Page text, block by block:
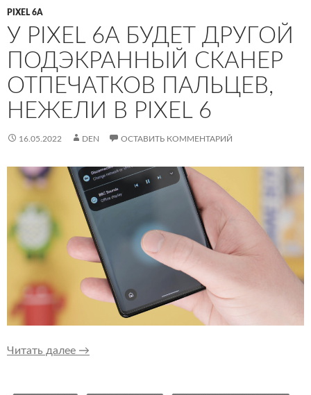
PIXEL 6A
У PIXEL 6A БУДЕТ ДРУГОЙ
ПОДЭКРАННЫЙ СКАНЕР
ОТПЕЧАТКОВ ПАЛЬЦЕВ,
НЕЖЕЛИ В PIXEL 6
16.05.2022 DEN ОСТАВИТЬ КОММЕНТАРИЙ
Читать далее У Pixel 6a будет другой подэкранный
→